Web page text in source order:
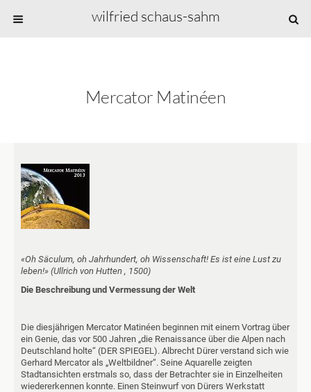
wilfried schaus-sahm
Mercator Matinéen
«Oh Säculum, oh Jahrhundert, oh Wissenschaft! Es ist eine Lust zu
leben!» (Ullrich von Hutten , 1500)
Die Beschreibung und Vermessung der Welt
Die diesjährigen Mercator Matinéen beginnen mit einem Vortrag über
ein Genie, das vor 500 Jahren „die Renaissance über die Alpen nach
Deutschland holte“ (DER SPIEGEL). Albrecht Dürer verstand sich wie
Gerhard Mercator als „Weltbildner“. Seine Aquarelle zeigten
Stadtansichten erstmals so, dass der Betrachter sie in Einzelheiten
wiedererkennen konnte. Einen Steinwurf von Dürers Werkstatt